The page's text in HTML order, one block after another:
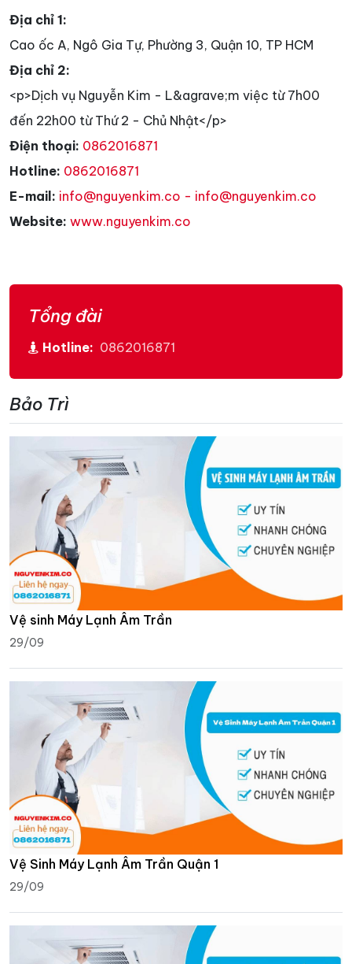
Địa chỉ 1:
Cao ốc A, Ngô Gia Tự, Phường 3, Quận 10, TP HCM
Địa chỉ 2:
<p>Dịch vụ Nguyễn Kim - L&agrave;m việc từ 7h00
đến 22h00 từ Thứ 2 - Chủ Nhật</p>
Điện thoại: 0862016871
Hotline: 0862016871
E-mail: info@nguyenkim.co - info@nguyenkim.co
Website: www.nguyenkim.co
Tổng đài
Hotline: 0862016871
Bảo Trì
Vệ sinh Máy Lạnh Âm Trần
29/09
Vệ Sinh Máy Lạnh Âm Trần Quận 1
29/09